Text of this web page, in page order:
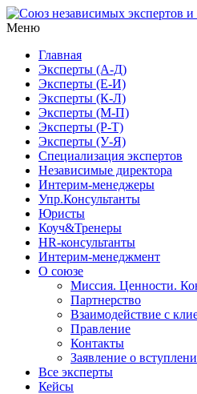
Союз
и интерим
ПОПУЛЯРНОСТИ
Меню
Главная
Эксперты (А-Д)
Эксперты (Е-И)
Эксперты (К-Л)
Эксперты (М-П)
Эксперты (Р-Т)
Эксперты (У-Я)
Специализация экспертов
Независимые директора
Интерим-менеджеры
Упр.Консультанты
Юристы
Коуч&Тренеры
HR-консультанты
Интерим-менеджмент
О союзе
Миссия. Ценности.
Партнерство
Взаимодействие с
Правление
Контакты
Заявление о
Все эксперты
Кейсы